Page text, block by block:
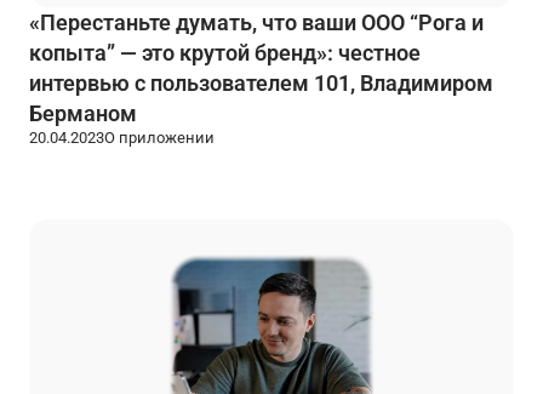
«Перестаньте думать, что ваши ООО “Рога и
копыта” — это крутой бренд»: честное
интервью с пользователем 101, Владимиром
Берманом
20.04.2023О приложении